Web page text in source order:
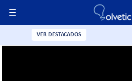
VER DESTACADOS